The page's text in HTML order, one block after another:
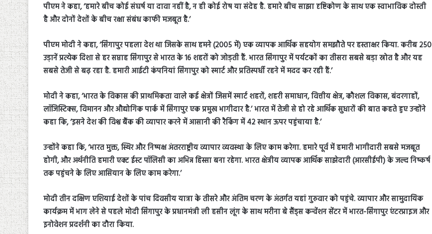
पीएम ने कहा, ‘हमारे बीच कोई संघर्ष या दावा नहीं है, न ही कोई रोष या संदेह है. हमारे बीच साझा दृष्टिकोण के साथ एक स्वाभाविक दोस्ती
है और दोनों देशों के बीच रक्षा संबंध काफी मजबूत है.’
पीएम मोदी ने कहा, ‘सिंगापुर पहला देश था जिसके साथ हमने (2005 में) एक व्यापक आर्थिक सहयोग समझौते पर हस्ताक्षर किया. करीब 250
उड़ानें प्रत्येक दिशा से हर सप्ताह सिंगापुर से भारत के 16 शहरों को जोड़ती हैं. भारत सिंगापुर में पर्यटकों का तीसरा सबसे बड़ा स्रोत है और यह
सबसे तेजी से बढ़ रहा है. हमारी आईटी कंपनियां सिंगापुर को स्मार्ट और प्रतिस्पर्धी रहने में मदद कर रही हैं.’
मोदी ने कहा, ‘भारत के विकास की प्राथमिकता वाले कई क्षेत्रों जिसमें स्मार्ट शहरों, शहरी समाधान, वित्तीय क्षेत्र, कौशल विकास, बंदरगाहों,
लॉजिस्टिक्स, विमानन और औद्योगिक पार्क में सिंगापुर एक प्रमुख भागीदार है.’ भारत में तेजी से हो रहे आर्थिक सुधारों की बात कहते हुए उन्होंने
कहा कि, ‘इसने देश की विश्व बैंक की व्यापार करने में आसानी की रैकिंग में 42 स्थान ऊपर पहुंचाया है.’
उन्होंने कहा कि, ‘भारत मुक्त, स्थिर और निष्पक्ष अंतरराष्ट्रीय व्यापार व्यवस्था के लिए काम करेगा. हमारे पूर्व में हमारी भागीदारी सबसे मजबूत
होगी, और अर्थनीति हमारी एक्ट ईस्ट पॉलिसी का अभिन्न हिस्सा बना रहेगा. भारत क्षेत्रीय व्यापक आर्थिक साझेदारी (आरसीईपी) के जल्द निष्कर्ष
तक पहुंचने के लिए आसियान के लिए काम करेगा.’
मोदी तीन दक्षिण एशियाई देशों के पांच दिवसीय यात्रा के तीसरे और अंतिम चरण के अंतर्गत यहां गुरुवार को पहुंचे. व्यापार और सामुदायिक
कार्यक्रम में भाग लेने से पहले मोदी सिंगापुर के प्रधानमंत्री ली हसीन लूंग के साथ मरीना बे सैंड्स कन्वेंशन सेंटर में भारत-सिंगापुर एंटरप्राइज और
इनोवेशन प्रदर्शनी का दौरा किया.